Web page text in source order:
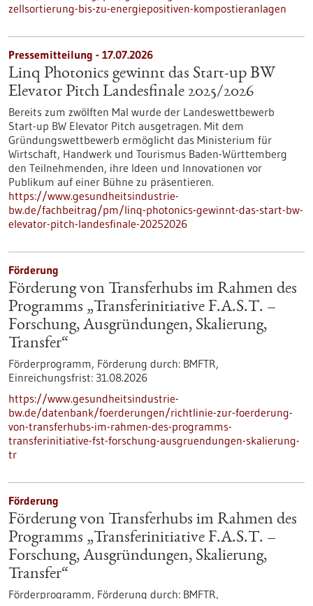
zellsortierung-bis-zu-energiepositiven-kompostieranlagen
Pressemitteilung - 17.07.2026
Linq Photonics gewinnt das Start-up BW
Elevator Pitch Landesfinale 2025/2026
Bereits zum zwölften Mal wurde der Landeswettbewerb
Start-up BW Elevator Pitch ausgetragen. Mit dem
Gründungswettbewerb ermöglicht das Ministerium für
Wirtschaft, Handwerk und Tourismus Baden-Württemberg
den Teilnehmenden, ihre Ideen und Innovationen vor
Publikum auf einer Bühne zu präsentieren.
https://www.gesundheitsindustrie-
bw.de/fachbeitrag/pm/linq-photonics-gewinnt-das-start-bw-
elevator-pitch-landesfinale-20252026
Förderung
Förderung von Transferhubs im Rahmen des
Programms „Transferinitiative F.A.S.T. –
Forschung, Ausgründungen, Skalierung,
Transfer“
Förderprogramm, Förderung durch: BMFTR,
Einreichungsfrist: 31.08.2026
https://www.gesundheitsindustrie-
bw.de/datenbank/foerderungen/richtlinie-zur-foerderung-
von-transferhubs-im-rahmen-des-programms-
transferinitiative-fst-forschung-ausgruendungen-skalierung-
tr
Förderung
Förderung von Transferhubs im Rahmen des
Programms „Transferinitiative F.A.S.T. –
Forschung, Ausgründungen, Skalierung,
Transfer“
Förderprogramm, Förderung durch: BMFTR,